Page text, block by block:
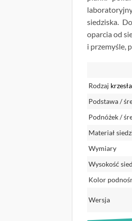
siedziska.
oparcia od
i przemyśle,
Rodzaj krzesła
Podstawa /
Podnóżek /
Materiał
Wymiary
Wysokość
Kolor
Wersja